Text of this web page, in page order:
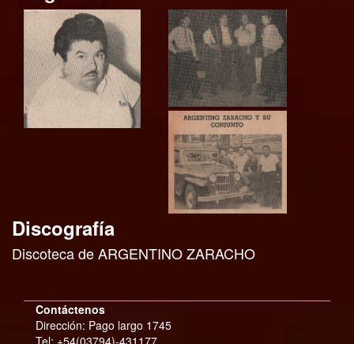
Discografía
Discoteca de ARGENTINO ZARACHO
Contáctenos
Dirección: Pago largo 1745